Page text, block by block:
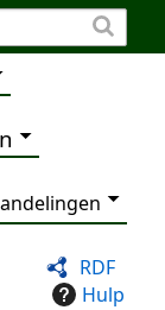
RDF
Hulp